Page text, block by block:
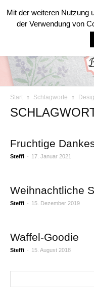
Start Schlagworte
Fruchtige
Steffi - 17. Januar 2021
Weihnachtliche
Steffi - 15. Dezember 2019
Waffel-Goodie
Steffi - 15. August 2018
Mit der weiteren Nutzung
der Verwendung von